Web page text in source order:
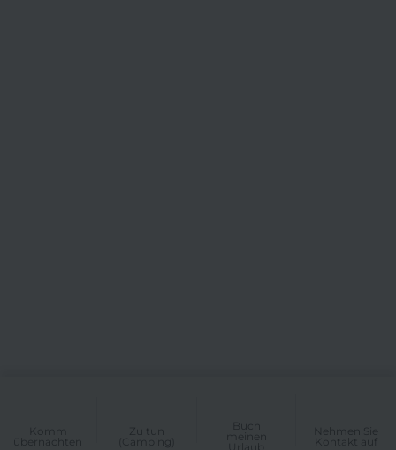
Komm
übernachten
Zu tun
(Camping)
meinen
Urlaub
Nehmen Sie
Kontakt auf